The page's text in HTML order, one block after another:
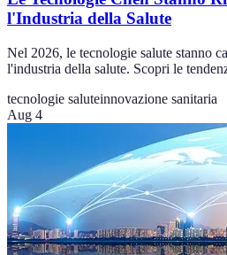
l'Industria della Salute
Nel 2026, le tecnologie salute stanno
l'industria della salute. Scopri le
tecnologie saluteinnovazione sanitaria
Aug 4